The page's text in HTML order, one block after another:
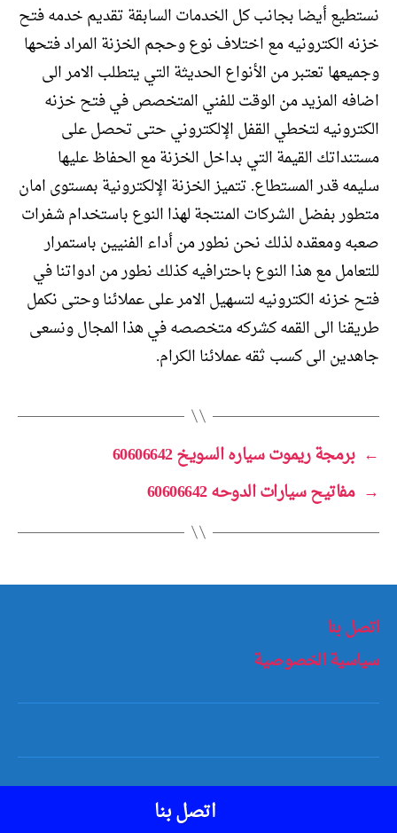
نستطيع أيضا بجانب كل الخدمات السابقة تقديم خدمه فتح
خزنه الكترونيه مع اختلاف نوع وحجم الخزنة المراد فتحها
وجميعها تعتبر من الأنواع الحديثة التي يتطلب الامر الى
اضافه المزيد من الوقت للفني المتخصص في فتح خزنه
الكترونيه لتخطي القفل الإلكتروني حتى تحصل على
مستنداتك القيمة التي بداخل الخزنة مع الحفاظ عليها
سليمه قدر المستطاع. تتميز الخزنة الإلكترونية بمستوى امان
متطور بفضل الشركات المنتجة لهذا النوع باستخدام شفرات
صعبه ومعقده لذلك نحن نطور من أداء الفنيين باستمرار
للتعامل مع هذا النوع باحترافيه كذلك نطور من ادواتنا في
فتح خزنه الكترونيه لتسهيل الامر على عملائنا وحتى نكمل
طريقنا الى القمه كشركه متخصصه في هذا المجال ونسعى
جاهدين الى كسب ثقه عملائنا الكرام.
← برمجة ريموت سياره السويخ 60606642
→ مفاتيح سيارات الدوحه 60606642
اتصل بنا
سياسية الخصوصية
اتصل بنامفاتيح سيارات الكويت